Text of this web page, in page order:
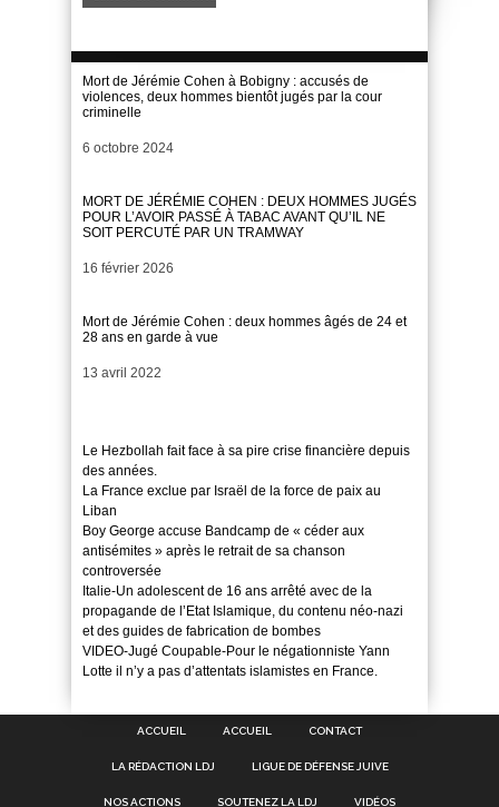
Mort de Jérémie Cohen à Bobigny : accusés de
violences, deux hommes bientôt jugés par la cour
criminelle
Date
6 octobre 2024
MORT DE JÉRÉMIE COHEN : DEUX HOMMES JUGÉS
POUR L’AVOIR PASSÉ À TABAC AVANT QU’IL NE
SOIT PERCUTÉ PAR UN TRAMWAY
Date
16 février 2026
Mort de Jérémie Cohen : deux hommes âgés de 24 et
28 ans en garde à vue
Date
13 avril 2022
Le Hezbollah fait face à sa pire crise financière depuis
des années.
La France exclue par Israël de la force de paix au
Liban
Boy George accuse Bandcamp de « céder aux
antisémites » après le retrait de sa chanson
controversée
Italie-Un adolescent de 16 ans arrêté avec de la
propagande de l’Etat Islamique, du contenu néo-nazi
et des guides de fabrication de bombes
VIDEO-Jugé Coupable-Pour le négationniste Yann
Lotte il n’y a pas d’attentats islamistes en France.
ACCUEIL ACCUEIL CONTACT
LA RÉDACTION LDJ LIGUE DE DÉFENSE JUIVE
NOS ACTIONS SOUTENEZ LA LDJ VIDÉOS